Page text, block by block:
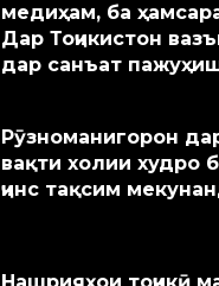
медиҳам, ба
Дар Тоҷикистон
дар санъат
Рӯзноманигорон
вақти холии худро
ҷинс тақсим